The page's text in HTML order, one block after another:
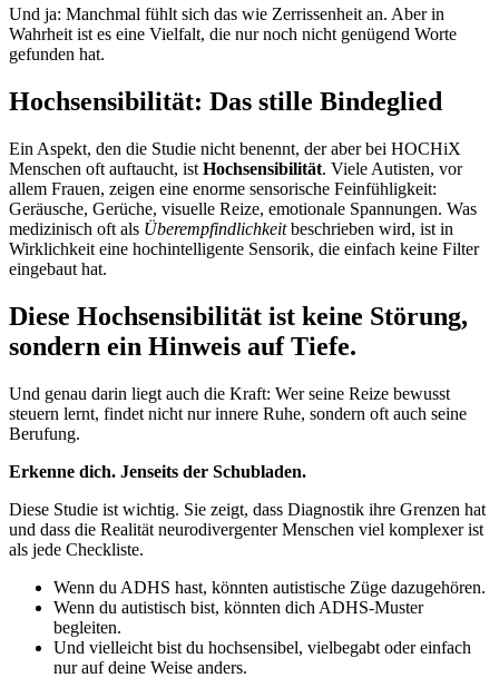
Und ja: Manchmal fühlt sich das wie Zerrissenheit an. Aber in
Wahrheit ist es eine Vielfalt, die nur noch nicht genügend Worte
gefunden hat.
Hochsensibilität: Das stille Bindeglied
Ein Aspekt, den die Studie nicht benennt, der aber bei HOCHiX
Menschen oft auftaucht, ist Hochsensibilität. Viele Autisten, vor
allem Frauen, zeigen eine enorme sensorische Feinfühligkeit:
Geräusche, Gerüche, visuelle Reize, emotionale Spannungen. Was
medizinisch oft als Überempfindlichkeitbeschrieben wird, ist in
Wirklichkeit eine hochintelligente Sensorik, die einfach keine Filter
eingebaut hat.
Diese Hochsensibilität ist keine Störung,
sondern ein Hinweis auf Tiefe.
Und genau darin liegt auch die Kraft: Wer seine Reize bewusst
steuern lernt, findet nicht nur innere Ruhe, sondern oft auch seine
Berufung.
Erkenne dich. Jenseits der Schubladen.
Diese Studie ist wichtig. Sie zeigt, dass Diagnostik ihre Grenzen hat
und dass die Realität neurodivergenter Menschen viel komplexer ist
als jede Checkliste.
Wenn du ADHS hast, könnten autistische Züge dazugehören.
Wenn du autistisch bist, könnten dich ADHS-Muster
begleiten.
Und vielleicht bist du hochsensibel, vielbegabt oder einfach
nur auf deine Weise anders.